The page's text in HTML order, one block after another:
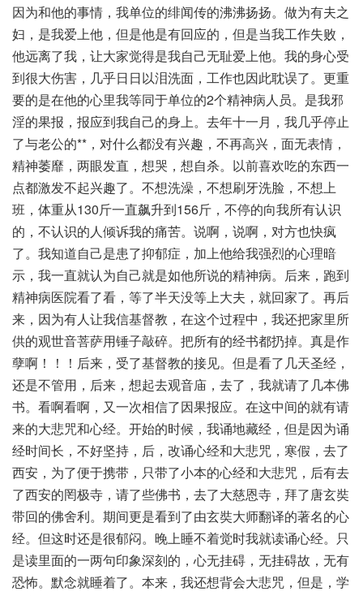
因为和他的事情，我单位的绯闻传的沸沸扬扬。做为有夫之
妇，是我爱上他，但是他是有回应的，但是当我工作失败，
他远离了我，让大家觉得是我自己无耻爱上他。我的身心受
到很大伤害，几乎日日以泪洗面，工作也因此耽误了。更重
要的是在他的心里我等同于单位的2个精神病人员。是我邪
淫的果报，报应到我自己的身上。去年十一月，我几乎停止
了与老公的**，对什么都没有兴趣，不再高兴，面无表情，
精神萎靡，两眼发直，想哭，想自杀。以前喜欢吃的东西一
点都激发不起兴趣了。不想洗澡，不想刷牙洗脸，不想上
班，体重从130斤一直飙升到156斤，不停的向我所有认识
的，不认识的人倾诉我的痛苦。说啊，说啊，对方也快疯
了。我知道自己是患了抑郁症，加上他给我强烈的心理暗
示，我一直就认为自己就是如他所说的精神病。后来，跑到
精神病医院看了看，等了半天没等上大夫，就回家了。再后
来，因为有人让我信基督教，在这个过程中，我还把家里所
供的观世音菩萨用锤子敲碎。把所有的经书都扔掉。真是作
孽啊！！！后来，受了基督教的接见。但是看了几天圣经，
还是不管用，后来，想起去观音庙，去了，我就请了几本佛
书。看啊看啊，又一次相信了因果报应。在这中间的就有请
来的大悲咒和心经。开始的时候，我诵地藏经，但是因为诵
经时间长，不好坚持，后，改诵心经和大悲咒，寒假，去了
西安，为了便于携带，只带了小本的心经和大悲咒，后有去
了西安的罔极寺，请了些佛书，去了大慈恩寺，拜了唐玄奘
带回的佛舍利。期间更是看到了由玄奘大师翻译的著名的心
经。但这时还是很郁闷。晚上睡不着觉时我就读诵心经。只
是读里面的一两句印象深刻的，心无挂碍，无挂碍故，无有
恐怖。默念就睡着了。本来，我还想背会大悲咒，但是，学